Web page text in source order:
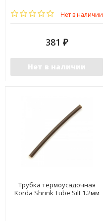
Нет в наличии
381 ₽
Нет в наличии
Трубка термоусадочная
Korda Shrink Tube Silt 1.2мм